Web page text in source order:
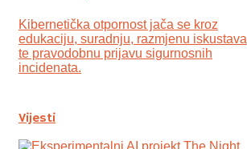
Kibernetička otpornost jača se kroz
edukaciju, suradnju, razmjenu iskustava
te pravodobnu prijavu sigurnosnih
incidenata.
Vijesti